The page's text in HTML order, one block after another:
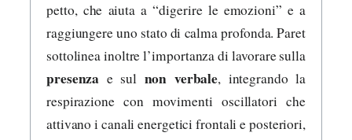
petto, che aiuta a “digerire le emozioni” e a
raggiungere uno stato di calma profonda. Paret
sottolinea inoltre l’importanza di lavorare sulla
presenza e sul non verbale, integrando la
respirazione con movimenti oscillatori che
attivano i canali energetici frontali e posteriori,